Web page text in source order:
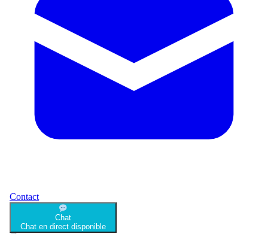
Contact
Chat
Chat en direct disponible